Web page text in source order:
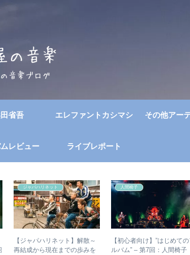
省吾 エレファントカシマシ その他アー
レビュー ライブレポート
ジャパハリネット
【ジャパハリネット】解散～
再結成から現在までの歩みを
人間椅子
【初心者向け】”はじめて
ルバム” – 第7回：人間椅子